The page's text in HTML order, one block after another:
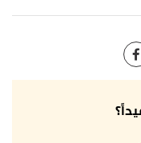
the
Daniel B.